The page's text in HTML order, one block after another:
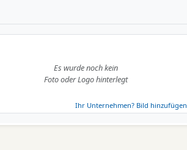
Es wurde noch kein
Foto oder Logo hinterlegt
Ihr Unternehmen? Bild hinzufügen